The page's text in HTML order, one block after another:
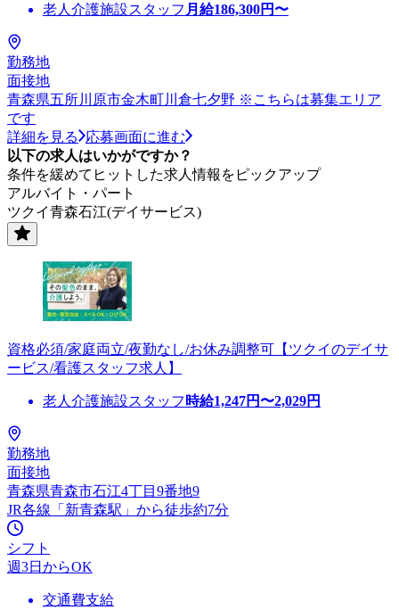
老人介護施設スタッフ 月給186,300円〜
勤務地
面接地
青森県五所川原市金木町川倉七夕野 ※こちらは募集エリア
です
詳細を見る
応募画面に進む
以下の求人はいかがですか？
条件を緩めてヒットした求人情報をピックアップ
アルバイト・パート
ツクイ青森石江(デイサービス)
資格必須/家庭両立/夜勤なし/お休み調整可【ツクイのデイサ
ービス/看護スタッフ求人】
老人介護施設スタッフ 時給1,247円〜2,029円
勤務地
面接地
青森県青森市石江4丁目9番地9
JR各線「新青森駅」から徒歩約7分
シフト
週3日からOK
交通費支給